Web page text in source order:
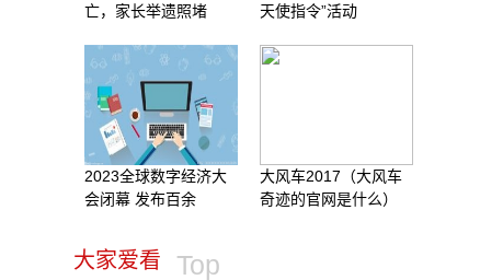
亡，家长举遗照堵
天使指令”活动
2023全球数字经济大
会闭幕 发布百余
大风车2017（大风车
奇迹的官网是什么）
大家爱看 Top